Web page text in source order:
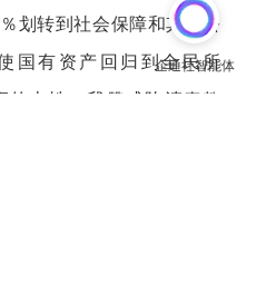
划转到社会保障和其他公
国有资产回归到全民所
的本性。我赞成陈清泰教